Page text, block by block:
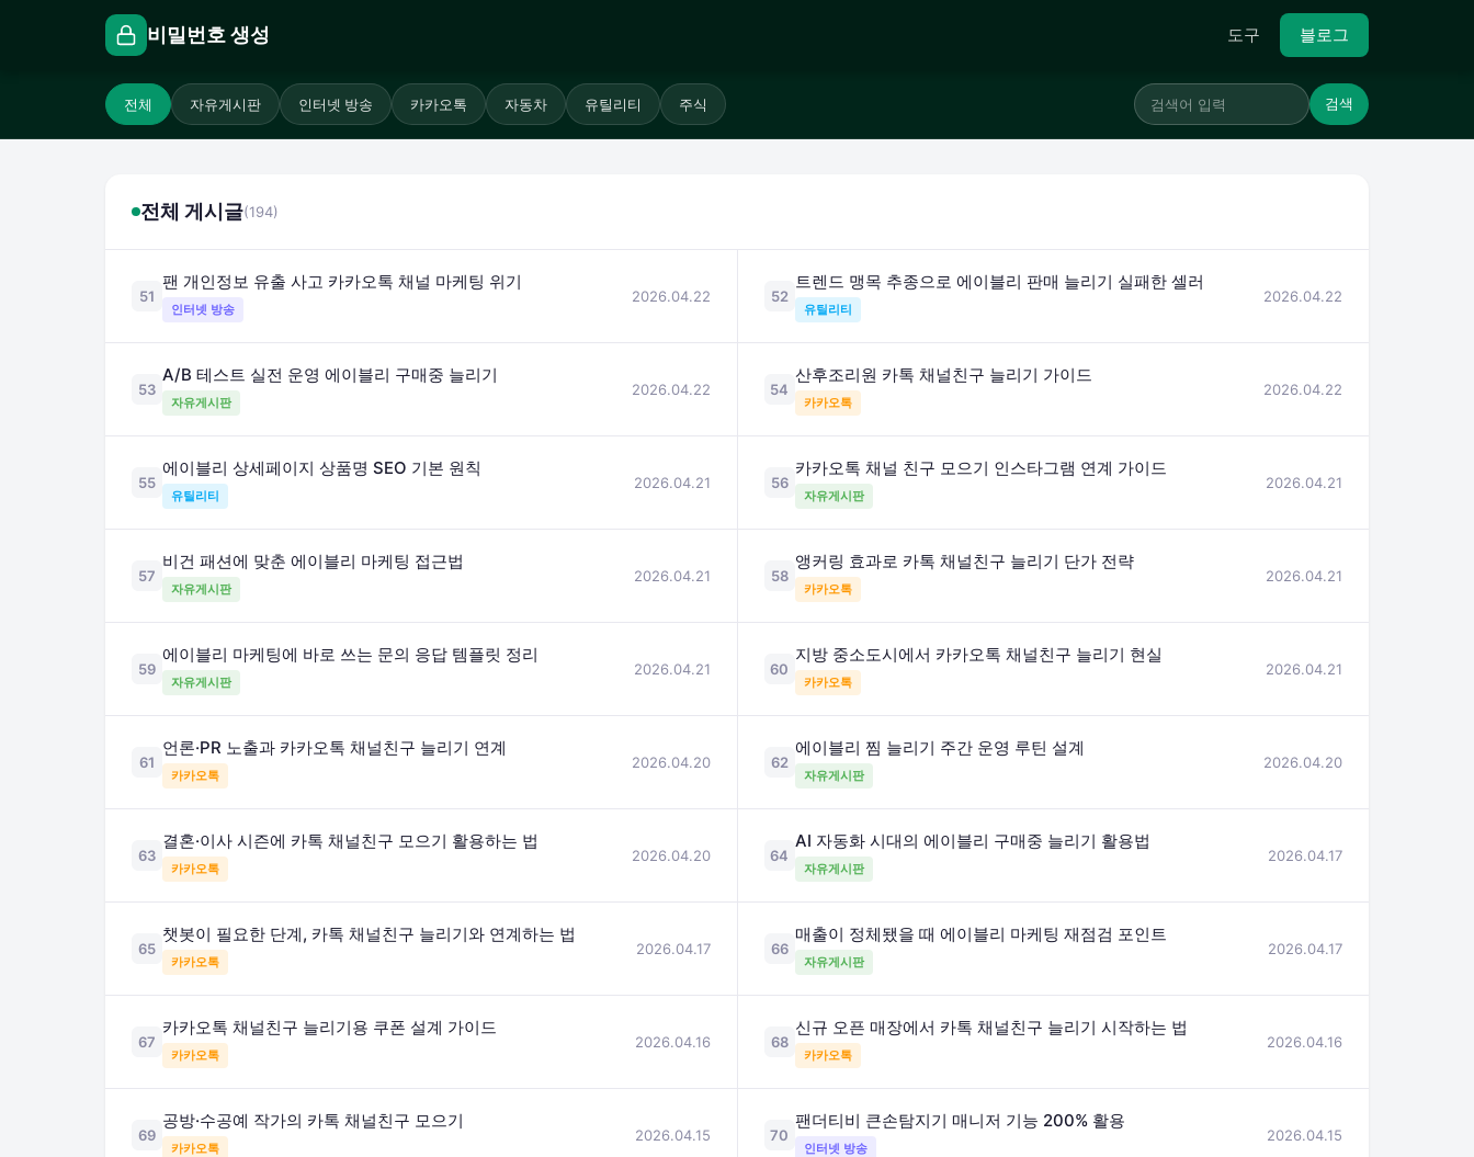
비밀번호 생성 도구 블로그
전체 자유게시판 인터넷 방송 카카오톡 자동차 유틸리티 주식 검색
전체 게시글(194)
51
팬 개인정보 유출 사고 카카오톡 채널 마케팅 위기
인터넷 방송
2026.04.22 52
트렌드 맹목 추종으로 에이블리 판매 늘리기 실패한 셀러
유틸리티
2026.04.22
53
A/B 테스트 실전 운영 에이블리 구매중 늘리기
자유게시판
2026.04.22 54
산후조리원 카톡 채널친구 늘리기 가이드
카카오톡
2026.04.22
55
에이블리 상세페이지 상품명 SEO 기본 원칙
유틸리티
2026.04.21 56
카카오톡 채널 친구 모으기 인스타그램 연계 가이드
자유게시판
2026.04.21
57
비건 패션에 맞춘 에이블리 마케팅 접근법
자유게시판
2026.04.21 58
앵커링 효과로 카톡 채널친구 늘리기 단가 전략
카카오톡
2026.04.21
59
에이블리 마케팅에 바로 쓰는 문의 응답 템플릿 정리
자유게시판
2026.04.21 60
지방 중소도시에서 카카오톡 채널친구 늘리기 현실
카카오톡
2026.04.21
61
언론·PR 노출과 카카오톡 채널친구 늘리기 연계
카카오톡
2026.04.20 62
에이블리 찜 늘리기 주간 운영 루틴 설계
자유게시판
2026.04.20
63
결혼·이사 시즌에 카톡 채널친구 모으기 활용하는 법
카카오톡
2026.04.20 64
AI 자동화 시대의 에이블리 구매중 늘리기 활용법
자유게시판
2026.04.17
65
챗봇이 필요한 단계, 카톡 채널친구 늘리기와 연계하는 법
카카오톡
2026.04.17 66
매출이 정체됐을 때 에이블리 마케팅 재점검 포인트
자유게시판
2026.04.17
67
카카오톡 채널친구 늘리기용 쿠폰 설계 가이드
카카오톡
2026.04.16 68
신규 오픈 매장에서 카톡 채널친구 늘리기 시작하는 법
카카오톡
2026.04.16
69
공방·수공예 작가의 카톡 채널친구 모으기
카카오톡
2026.04.15 70
팬더티비 큰손탐지기 매니저 기능 200% 활용
인터넷 방송
2026.04.15